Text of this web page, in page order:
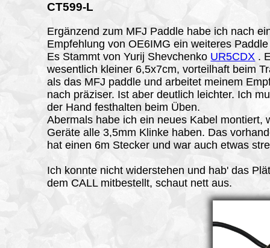
CT599-L
Ergänzend zum MFJ Paddle habe ich nach
Empfehlung von OE6IMG ein weiteres
Es Stammt von Yurij Shevchenko UR5CDX .
wesentlich kleiner 6,5x7cm, vorteilhaft beim
als das MFJ paddle und arbeitet meinem
nach präziser. Ist aber deutlich leichter. Ich
der Hand festhalten beim Üben.
Abermals habe ich ein neues Kabel montiert,
Geräte alle 3,5mm Klinke haben. Das
hat einen 6m Stecker und war auch etwas
Ich konnte nicht widerstehen und hab' das
dem CALL mitbestellt, schaut nett aus.